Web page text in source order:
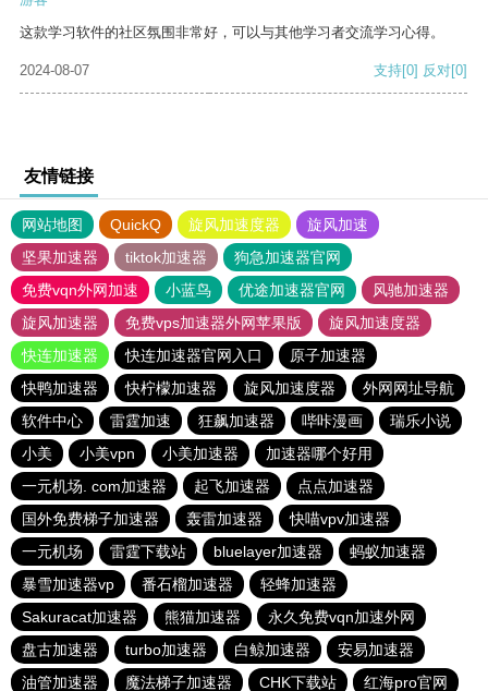
这款学习软件的社区氛围非常好，可以与其他学习者交流学习心得。
2024-08-07 支持[0] 反对[0]
友情链接
网站地图 QuickQ 旋风加速度器
旋风加速
坚果加速器
tiktok加速器
狗急加速器官网
免费vqn外网加速
小蓝鸟 优途加速器官网
风驰加速器
旋风加速器
免费vps加速器外网苹果版
旋风加速度器
快连加速器
快连加速器官网入口
原子加速器
快鸭加速器
快柠檬加速器 旋风加速度器
外网网址导航
软件中心
雷霆加速 狂飙加速器 哔咔漫画
瑞乐小说
小美
小美vpn 小美加速器
加速器哪个好用
一元机场. com加速器
起飞加速器
点点加速器
国外免费梯子加速器
轰雷加速器
快喵vpv加速器
一元机场
雷霆下载站 bluelayer加速器
蚂蚁加速器
暴雪加速器vp
番石榴加速器
轻蜂加速器
Sakuracat加速器
熊猫加速器
永久免费vqn加速外网
盘古加速器
turbo加速器 白鲸加速器
安易加速器
油管加速器
魔法梯子加速器 CHK下载站 红海pro官网